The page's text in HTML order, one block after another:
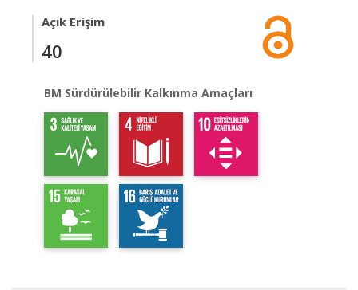
Açık Erişim
40
BM Sürdürülebilir Kalkınma Amaçları